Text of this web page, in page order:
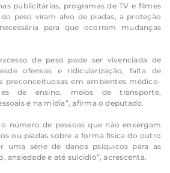
publicitárias, programas de TV e filmes
peso viram alvo de piadas, a proteção
para que ocorram mudanças
de peso pode ser vivenciada de
ofensas e ridicularização, falta de
preconceituosas em ambientes médico-
de ensino, meios de transporte,
e na mídia”, afirma o deputado.
número de pessoas que não enxergam
ou piadas sobre a forma física do outro
uma série de danos psíquicos para as
ansiedade e até suicídio”, acrescenta.